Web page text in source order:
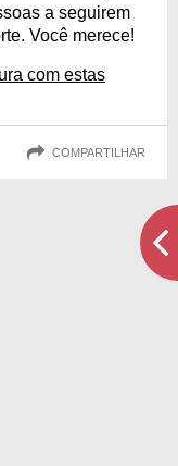
a seguirem
Você merece!
com estas
COMPARTILHAR